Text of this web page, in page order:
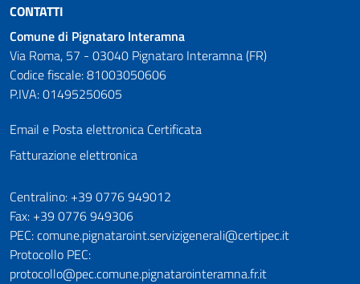
CONTATTI
Comune di Pignataro Interamna
Via Roma, 57 - 03040 Pignataro Interamna (FR)
Codice fiscale: 81003050606
P.IVA: 01495250605
Email e Posta elettronica Certificata
Fatturazione elettronica
Numeri utili
Centralino: +39 0776 949012
Fax: +39 0776 949306
PEC: comune.pignataroint.servizigenerali@certipec.it
Protocollo PEC:
protocollo@pec.comune.pignatarointeramna.fr.it